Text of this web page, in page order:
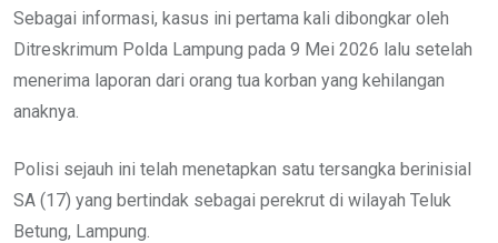
Sebagai informasi, kasus ini pertama kali dibongkar oleh
Ditreskrimum Polda Lampung pada 9 Mei 2026 lalu setelah
menerima laporan dari orang tua korban yang kehilangan
anaknya.
Polisi sejauh ini telah menetapkan satu tersangka berinisial
SA (17) yang bertindak sebagai perekrut di wilayah Teluk
Betung, Lampung.